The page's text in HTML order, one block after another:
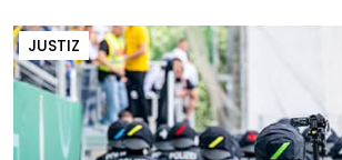
JUSTIZ